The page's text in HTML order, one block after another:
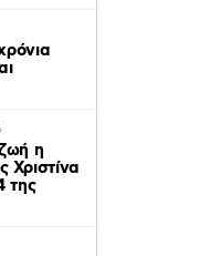
η
Χριστίνα
της